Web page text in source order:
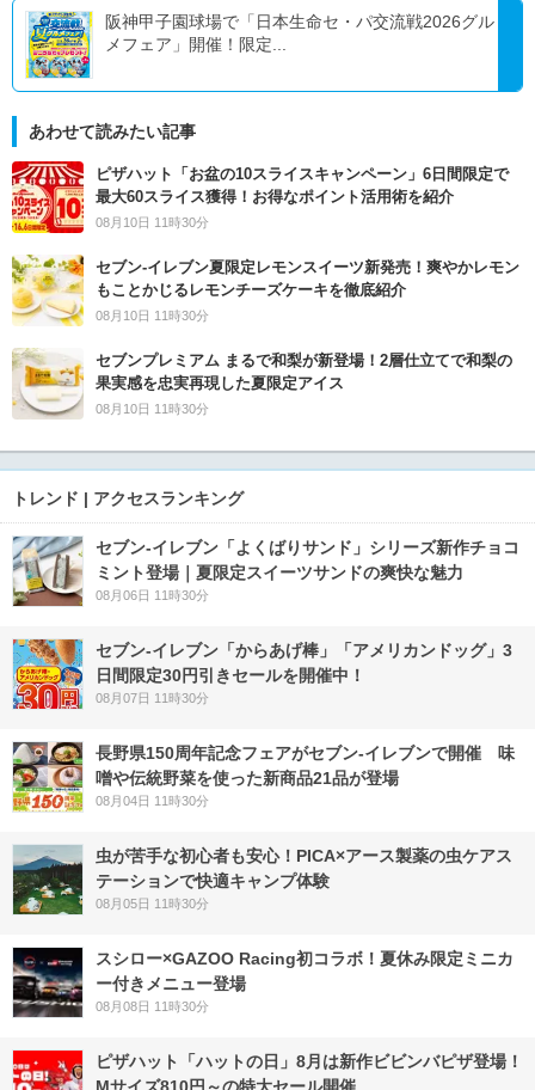
阪神甲子園球場で「日本生命セ・パ交流戦2026グル
メフェア」開催！限定...
あわせて読みたい記事
ピザハット「お盆の10スライスキャンペーン」6日間限定で
最大60スライス獲得！お得なポイント活用術を紹介
08月10日 11時30分
セブン‐イレブン夏限定レモンスイーツ新発売！爽やかレモン
もことかじるレモンチーズケーキを徹底紹介
08月10日 11時30分
セブンプレミアム まるで和梨が新登場！2層仕立てで和梨の
果実感を忠実再現した夏限定アイス
08月10日 11時30分
トレンド | アクセスランキング
セブン‐イレブン「よくばりサンド」シリーズ新作チョコ
ミント登場｜夏限定スイーツサンドの爽快な魅力
08月06日 11時30分
セブン‐イレブン「からあげ棒」「アメリカンドッグ」3
日間限定30円引きセールを開催中！
08月07日 11時30分
長野県150周年記念フェアがセブン-イレブンで開催 味
噌や伝統野菜を使った新商品21品が登場
08月04日 11時30分
虫が苦手な初心者も安心！PICA×アース製薬の虫ケアス
テーションで快適キャンプ体験
08月05日 11時30分
スシロー×GAZOO Racing初コラボ！夏休み限定ミニカ
ー付きメニュー登場
08月08日 11時30分
ピザハット「ハットの日」8月は新作ビビンバピザ登場！